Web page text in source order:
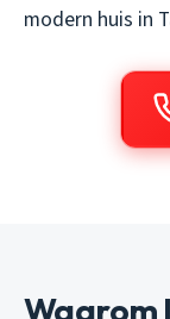
modern huis in
Waarom